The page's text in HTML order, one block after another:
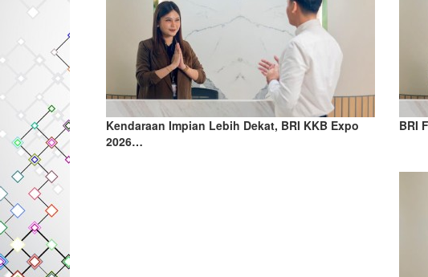
Kendaraan Impian Lebih Dekat, BRI KKB Expo
2026…
BRI